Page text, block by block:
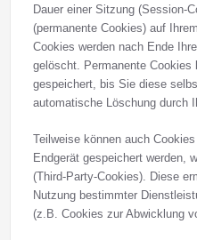
Dauer einer Sitzung (Session-
(permanente Cookies) auf
Cookies werden nach Ende
gelöscht. Permanente Cookies
gespeichert, bis Sie diese
automatische Löschung durch
Teilweise können auch
Endgerät gespeichert werden,
(Third-Party-Cookies). Diese
Nutzung bestimmter
(z.B. Cookies zur Abwicklung